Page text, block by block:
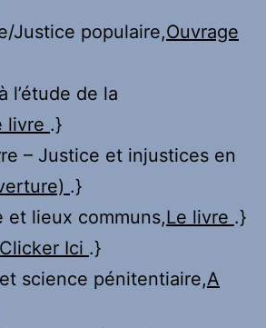
Justice populaire,Ouvrage
l’étude de la
livre .}
– Justice et injustices en
.}
et lieux communs,Le livre .}
Clicker Ici .}
science pénitentiaire,A